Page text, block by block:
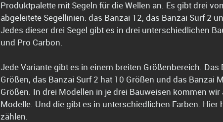
Produktpalette mit Segeln für die Wellen an. Es gibt drei
abgeleitete Segellinien: das Banzai 12, das Banzai Surf 2
Jedes dieser drei Segel gibt es in drei unterschiedlichen
und Pro Carbon.
Jede Variante gibt es in einem breiten Größenbereich. Das
Größen, das Banzai Surf 2 hat 10 Größen und das Banzai
Größen. In drei Modellen in je drei Bauweisen kommen
Modelle. Und die gibt es in unterschiedlichen Farben. Hier
zählen.